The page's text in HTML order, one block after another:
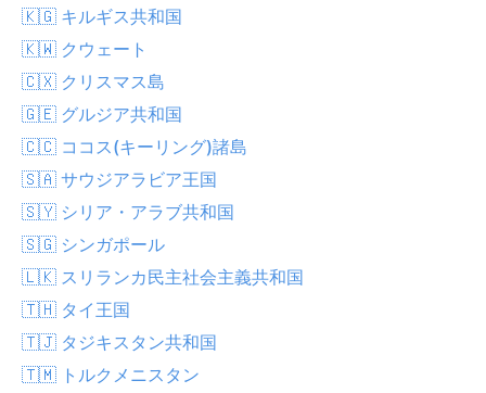
🇰🇬 キルギス共和国
🇰🇼 クウェート
🇨🇽 クリスマス島
🇬🇪 グルジア共和国
🇨🇨 ココス(キーリング)諸島
🇸🇦 サウジアラビア王国
🇸🇾 シリア・アラブ共和国
🇸🇬 シンガポール
🇱🇰 スリランカ民主社会主義共和国
🇹🇭 タイ王国
🇹🇯 タジキスタン共和国
🇹🇲 トルクメニスタン